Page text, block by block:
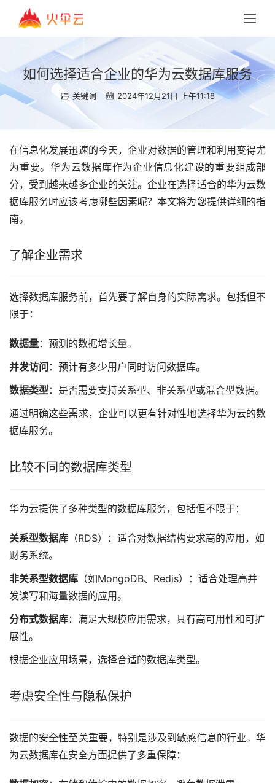
如何选择适合企业的华为云数据库服务
关键词 2024年12月21日 上午11:18
在信息化发展迅速的今天，企业对数据的管理和利用变得尤
为重要。华为云数据库作为企业信息化建设的重要组成部
分，受到越来越多企业的关注。企业在选择适合的华为云数
据库服务时应该考虑哪些因素呢？本文将为您提供详细的指
南。
了解企业需求
选择数据库服务前，首先要了解自身的实际需求。包括但不
限于：
数据量：预测的数据增长量。
并发访问 ：预计有多少用户同时访问数据库。
数据类型：是否需要支持关系型、非关系型或混合型数据。
通过明确这些需求，企业可以更有针对性地选择华为云的数
据库服务。
比较不同的数据库类型
华为云提供了多种类型的数据库服务，包括但不限于：
关系型数据库 （RDS）：适合对数据结构要求高的应用，如
财务系统。
非关系型数据库 （如MongoDB、Redis）：适合处理高并
发读写和海量数据的应用。
分布式数据库：满足大规模应用需求，具有高可用性和可扩
展性。
根据企业应用场景，选择合适的数据库类型。
考虑安全性与隐私保护
数据的安全性至关重要，特别是涉及到敏感信息的行业。华
为云数据库在安全方面提供了多重保障：